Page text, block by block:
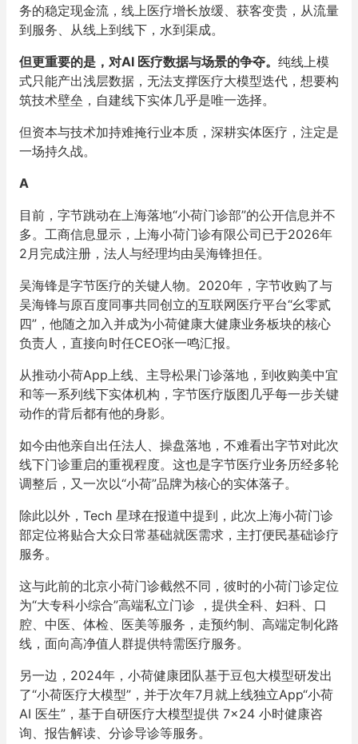
务的稳定现金流，线上医疗增长放缓、获客变贵，从流量
到服务、从线上到线下，水到渠成。
但更重要的是，对AI 医疗数据与场景的争夺。 纯线上模
式只能产出浅层数据，无法支撑医疗大模型迭代，想要构
筑技术壁垒，自建线下实体几乎是唯一选择。
但资本与技术加持难掩行业本质，深耕实体医疗，注定是
一场持久战。
A
目前，字节跳动在上海落地“小荷门诊部”的公开信息并不
多。工商信息显示，上海小荷门诊有限公司已于2026年
2月完成注册，法人与经理均由吴海锋担任。
吴海锋是字节医疗的关键人物。2020年，字节收购了与
吴海锋与原百度同事共同创立的互联网医疗平台“幺零贰
四”，他随之加入并成为小荷健康大健康业务板块的核心
负责人，直接向时任CEO张一鸣汇报。
从推动小荷App上线、主导松果门诊落地，到收购美中宜
和等一系列线下实体机构，字节医疗版图几乎每一步关键
动作的背后都有他的身影。
如今由他亲自出任法人、操盘落地，不难看出字节对此次
线下门诊重启的重视程度。这也是字节医疗业务历经多轮
调整后，又一次以“小荷”品牌为核心的实体落子。
除此以外，Tech 星球在报道中提到，此次上海小荷门诊
部定位将贴合大众日常基础就医需求，主打便民基础诊疗
服务。
这与此前的北京小荷门诊截然不同，彼时的小荷门诊定位
为“大专科小综合”高端私立门诊 ，提供全科、妇科、口
腔、中医、体检、医美等服务，走预约制、高端定制化路
线，面向高净值人群提供特需医疗服务。
另一边，2024年，小荷健康团队基于豆包大模型研发出
了“小荷医疗大模型”，并于次年7月就上线独立App“小荷
AI 医生”，基于自研医疗大模型提供 7×24 小时健康咨
询、报告解读、分诊导诊等服务。